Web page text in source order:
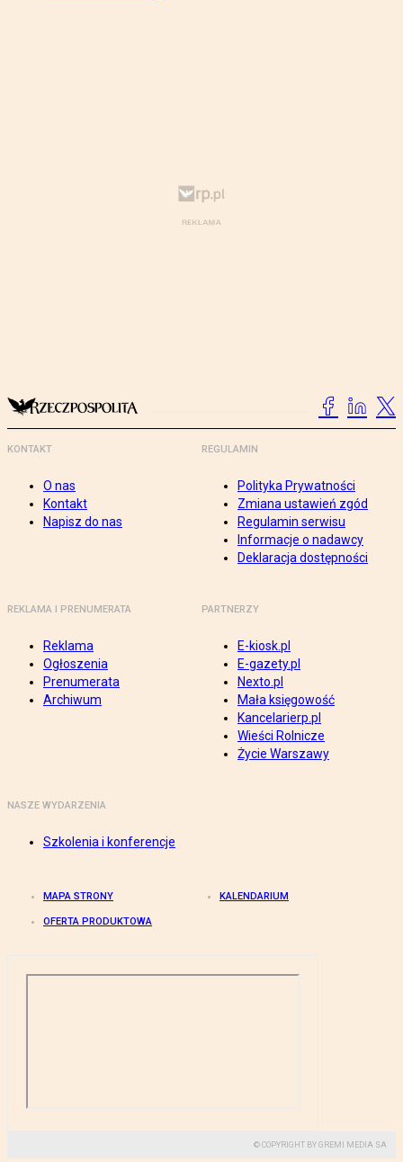
KONTAKT
O nas
Kontakt
Napisz do nas
REGULAMIN
Polityka Prywatności
Zmiana ustawień zgód
Regulamin serwisu
Informacje o nadawcy
Deklaracja dostępności
REKLAMA I PRENUMERATA
Reklama
Ogłoszenia
Prenumerata
Archiwum
PARTNERZY
E-kiosk.pl
E-gazety.pl
Nexto.pl
Mała księgowość
Kancelarierp.pl
Wieści Rolnicze
Życie Warszawy
NASZE WYDARZENIA
Szkolenia i konferencje
MAPA STRONY KALENDARIUM
OFERTA PRODUKTOWA
© COPYRIGHT BY GREMI MEDIA SA